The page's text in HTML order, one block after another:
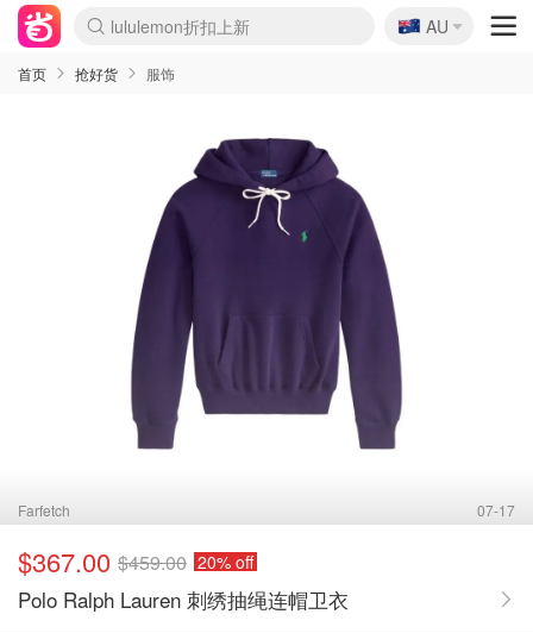
lululemon折扣上新
Sasa美妆护肤3.5折
SSENSE年中3折
FreshBeauty好价汇总
Cettire降价+叠9折
WWS Coles超市实拍
viagogo二手票捡漏
Myer超级周末1折
The Outnet奢牌1折起
David Jones 3折起
Flannels大牌1折
Perfumes Club护肤1折
AMIRO返校季6.2折
Amazon折扣汇总
eToro入金$200送$50
Amazon数码好物
ICONIC本周7.5折
ThedoubleF高奢地板价
Moose Knuckles 6折
丝芙兰5折起
EUFY官网3.7折起
Selenichast首饰2折
Trip机票酒店促销
YSL送5件彩妆礼
Amazon家居好物
Amazon美妆护肤
雅漾大喷$8
过敏原检测盒$33
伊索独家赠50ml沐浴露
科颜氏清仓3折
SEALIFE海洋馆门票6折
丝塔芙大白罐$16
订阅Newsletter送香薰
Cult Beauty 6.8折
Harrods圣诞日历2.3折
LN-CC奢牌私促3折
d'Alba空姐喷雾$16
EVE LOM套装逆天2折
Bernardelli独家4折
Adore Beauty 6折起
CT圣诞日历
Mytheresa奢品2.7折
Luxury Escapes 9折
Currentbody美容仪9折
MOON Garden Live
Roborock扫地机3.7折
Tingo Life水杯$24
Valentino官网5折
CR洗发护发6.3折
修丽可套装7.4折
Myer彩妆2件7折
GANNI官网4.5折
Stylevana韩妆4折
Tessabit高奢8.5折
OGX洗护4折
Amazon阿德莱德次日达
卡诗8.5折+赠礼
Philips Hue灯具8折
🇦🇺
AU
首页 抢好货 服饰
Farfetch 07-17
$367.00 $459.00 20% off
Polo Ralph Lauren 刺绣抽绳连帽卫衣